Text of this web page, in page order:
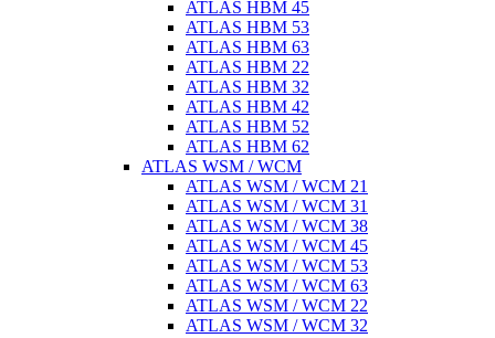
ATLAS HBM 45
ATLAS HBM 53
ATLAS HBM 63
ATLAS HBM 22
ATLAS HBM 32
ATLAS HBM 42
ATLAS HBM 52
ATLAS HBM 62
ATLAS WSM / WCM
ATLAS WSM / WCM 21
ATLAS WSM / WCM 31
ATLAS WSM / WCM 38
ATLAS WSM / WCM 45
ATLAS WSM / WCM 53
ATLAS WSM / WCM 63
ATLAS WSM / WCM 22
ATLAS WSM / WCM 32